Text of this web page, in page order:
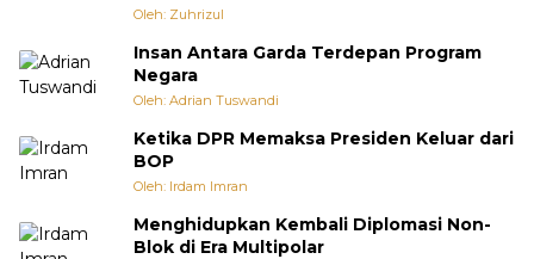
Oleh: Zuhrizul
Insan Antara Garda Terdepan Program
Negara
Oleh: Adrian Tuswandi
Ketika DPR Memaksa Presiden Keluar dari
BOP
Oleh: Irdam Imran
Menghidupkan Kembali Diplomasi Non-
Blok di Era Multipolar